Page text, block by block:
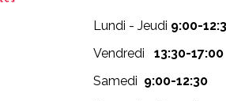
Lundi - Jeudi 9:00-
Vendredi
13:30-17:00
Samedi 9:00-12:30